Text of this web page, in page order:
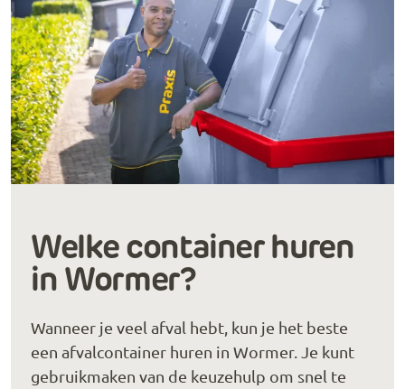
Welke container huren
in Wormer?
Wanneer je veel afval hebt, kun je het beste
een afvalcontainer huren in Wormer. Je kunt
gebruikmaken van de keuzehulp om snel te